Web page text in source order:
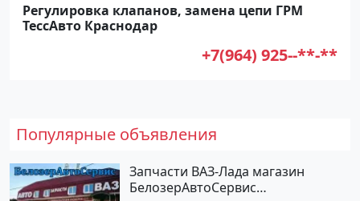
Регулировка клапанов, замена цепи ГРМ
ТессАвто Краснодар
+7(964) 925--**-**
Популярные объявления
Запчасти ВАЗ-Лада магазин
БелозерАвтоСервис